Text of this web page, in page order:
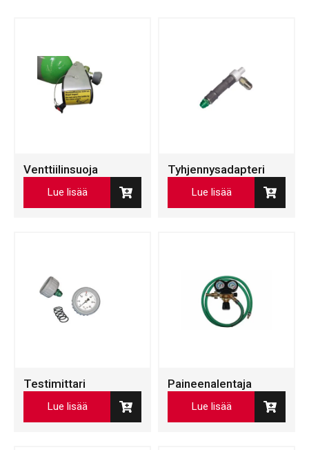
Venttiilinsuoja
Lue lisää
Tyhjennysadapteri
Lue lisää
Testimittari
Lue lisää
Paineenalentaja
Lue lisää